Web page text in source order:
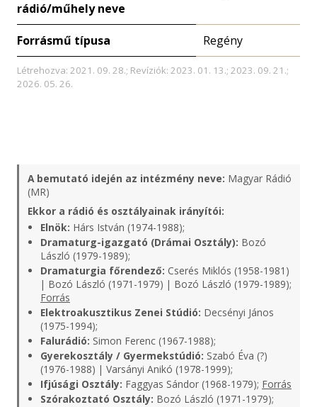
rádió/műhely neve
Forrásmű típusa Regény
Létrehozva: 2021. 09. 28.; Revíziók: 2023. 01. 13.; 2023. 09. 21.;
2026. 05. 26.
A bemutató idején az intézmény neve: Magyar Rádió
(MR)
Ekkor a rádió és osztályainak irányítói:
Elnök: Hárs István (1974-1988);
Dramaturg-igazgató (Drámai Osztály): Bozó
László (1979-1989);
Dramaturgia főrendező: Cserés Miklós (1958-1981)
| Bozó László (1971-1979) | Bozó László (1979-1989);
Forrás
Elektroakusztikus Zenei Stúdió: Decsényi János
(1975-1994);
Falurádió: Simon Ferenc (1967-1988);
Gyerekosztály / Gyermekstúdió: Szabó Éva (?)
(1976-1988) | Varsányi Anikó (1978-1999);
Ifjúsági Osztály: Faggyas Sándor (1968-1979); Forrás
Szórakoztató Osztály: Bozó László (1971-1979);